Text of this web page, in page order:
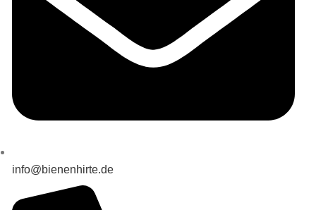
info@bienenhirte.de